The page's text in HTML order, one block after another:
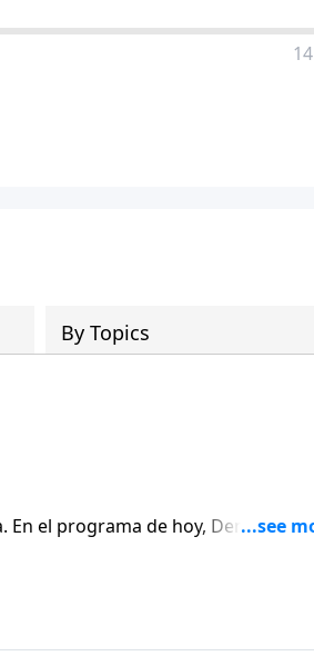
By Topics
el programa de hoy, Dennis
ser intencionales para edificar